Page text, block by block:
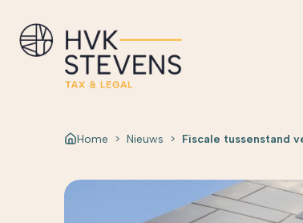
Home > Nieuws > Fiscale tussenstand